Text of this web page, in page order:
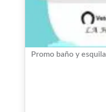
Promo baño y esquila